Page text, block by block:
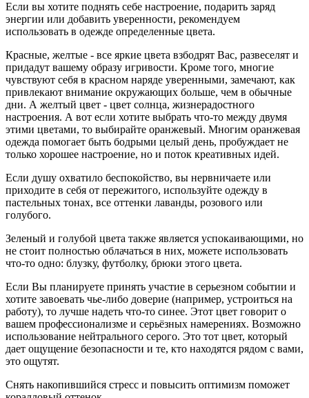
Если вы хотите поднять себе настроение, подарить заряд
энергии или добавить уверенности, рекомендуем
использовать в одежде определенные цвета.
Красные, желтые - все яркие цвета взбодрят Вас, развеселят и
придадут вашему образу игривости. Кроме того, многие
чувствуют себя в красном наряде уверенными, замечают, как
привлекают внимание окружающих больше, чем в обычные
дни. А желтый цвет - цвет солнца, жизнерадостного
настроения. А вот если хотите выбрать что-то между двумя
этими цветами, то выбирайте оранжевый. Многим оранжевая
одежда помогает быть бодрыми целый день, пробуждает не
только хорошее настроение, но и поток креативных идей.
Если душу охватило беспокойство, вы нервничаете или
приходите в себя от пережитого, используйте одежду в
пастельных тонах, все оттенки лаванды, розового или
голубого.
Зеленый и голубой цвета также является успокаивающими, но
не стоит полностью облачаться в них, можете использовать
что-то одно: блузку, футболку, брюки этого цвета.
Если Вы планируете принять участие в серьезном событии и
хотите завоевать чье-либо доверие (например, устроиться на
работу), то лучше надеть что-то синее. Этот цвет говорит о
вашем профессионализме и серьёзных намерениях. Возможно
использование нейтрального серого. Это тот цвет, который
дает ощущение безопасности и те, кто находятся рядом с вами,
это ощутят.
Снять накопившийся стресс и повысить оптимизм поможет